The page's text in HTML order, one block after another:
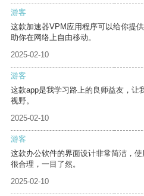
游客
这款加速器VPM应用程序可以给你提
助你在网络上自由移动。
2025-02-10
游客
这款app是我学习路上的良师益友，让
视野。
2025-02-10
游客
这款办公软件的界面设计非常简洁，
很合理，一目了然。
2025-02-10